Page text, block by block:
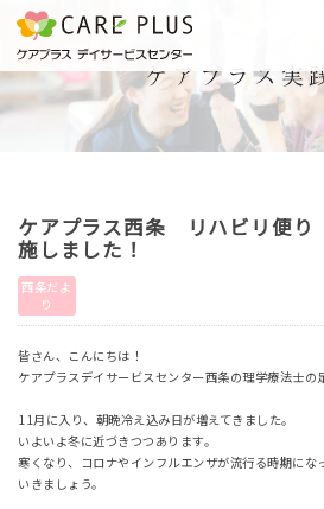
こんな方に
おすすめ
一日体験
ケアプラス西条 リハビリ便
施しました！
西条だよ
り
皆さん、こんにちは！
ケアプラスデイサービスセンター西条の理学療法士の
11月に入り、朝晩冷え込み日が増えてきました。
いよいよ冬に近づきつつあります。
寒くなり、コロナやインフルエンザが流行る時期にな
いきましょう。